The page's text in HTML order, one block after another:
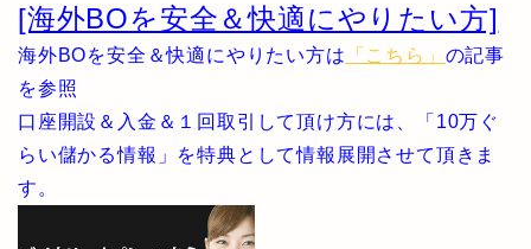
[海外BOを安全＆快適にやりたい方]
海外BOを安全＆快適にやりたい方は 「こちら」 の記事
を参照
口座開設＆入金＆１回取引して頂け方には、「10万ぐ
らい儲かる情報」を特典として情報展開させて頂きま
す。